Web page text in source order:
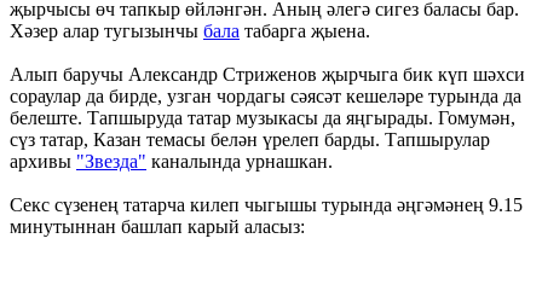
җырчысы өч тапкыр өйләнгән. Аның әлегә сигез баласы бар.
Хәзер алар тугызынчы бала табарга җыена.
Алып баручы Александр Стриженов җырчыга бик күп шәхси
сораулар да бирде, узган чордагы сәясәт кешеләре турында да
белеште. Тапшыруда татар музыкасы да яңгырады. Гомумән,
сүз татар, Казан темасы белән үрелеп барды. Тапшырулар
архивы "Звезда" каналында урнашкан.
Секс сүзенең татарча килеп чыгышы турында әңгәмәнең 9.15
минутыннан башлап карый аласыз: